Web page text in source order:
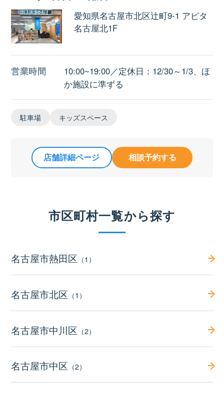
愛知県名古屋市北区辻町9-1 アピタ
名古屋北1F
営業時間
10:00~19:00／定休日：12/30～1/3、ほ
か施設に準ずる
駐車場 キッズスペース
店舗詳細ページ 相談予約する
市区町村一覧から探す
名古屋市熱田区 （1）
名古屋市北区 （1）
名古屋市中川区 （2）
名古屋市中区 （2）